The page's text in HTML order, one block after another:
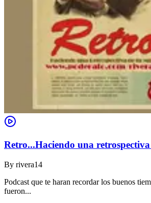
Retro...Haciendo una
By rivera14
Podcast que te haran recordar los buenos
fueron...